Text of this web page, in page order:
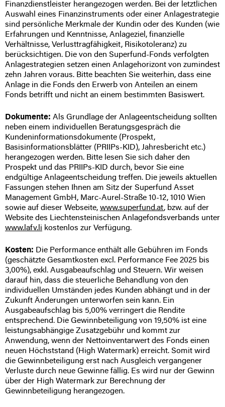
„Gold ist nach wie vor das ultimative
Zahlungsmittel der Welt... Papiergeld wird im
Extremfall von niemandem akzeptiert. Gold wird
immer akzeptiert.“ – Alan Greenspan, legendärer
Chef der US-Notenbank FED von 1987 bis 2006
Finanzdienstleister herangezogen werden. Bei der letztlichen
Auswahl eines Finanzinstruments oder einer Anlagestrategie
sind persönliche Merkmale der Kundin oder des Kunden (wie
Erfahrungen und Kenntnisse, Anlageziel, finanzielle
Verhältnisse, Verlusttragfähigkeit, Risikotoleranz) zu
berücksichtigen. Die von den Superfund-Fonds verfolgten
Anlagestrategien setzen einen Anlagehorizont von zumindest
zehn Jahren voraus. Bitte beachten Sie weiterhin, dass eine
Anlage in die Fonds den Erwerb von Anteilen an einem
Fonds betrifft und nicht an einem bestimmten Basiswert.
Dokumente: Als Grundlage der Anlageentscheidung sollten
neben einem individuellen Beratungsgespräch die
Kundeninformationsdokumente (Prospekt,
Basisinformationsblätter (PRIIPs-KID), Jahresbericht etc.)
herangezogen werden. Bitte lesen Sie sich daher den
Prospekt und das PRIIPs-KID durch, bevor Sie eine
endgültige Anlageentscheidung treffen. Die jeweils aktuellen
Fassungen stehen Ihnen am Sitz der Superfund Asset
Management GmbH, Marc-Aurel-Straße 10-12, 1010 Wien
sowie auf dieser Webseite, www.superfund.at, bzw. auf der
Website des Liechtensteinischen Anlagefondsverbands unter
www.lafv.li kostenlos zur Verfügung.
Kosten: Die Performance enthält alle Gebühren im Fonds
(geschätzte Gesamtkosten excl. Performance Fee 2025 bis
3,00%), exkl. Ausgabeaufschlag und Steuern. Wir weisen
darauf hin, dass die steuerliche Behandlung von den
individuellen Umständen jedes Kunden abhängt und in der
Zukunft Änderungen unterworfen sein kann. Ein
Ausgabeaufschlag bis 5,00% verringert die Rendite
entsprechend. Die Gewinnbeteiligung von 19,50% ist eine
leistungsabhängige Zusatzgebühr und kommt zur
Anwendung, wenn der Nettoinventarwert des Fonds einen
neuen Höchststand (High Watermark) erreicht. Somit wird
die Gewinnbeteiligung erst nach Ausgleich vergangener
Verluste durch neue Gewinne fällig. Es wird nur der Gewinn
über der High Watermark zur Berechnung der
Gewinnbeteiligung herangezogen.